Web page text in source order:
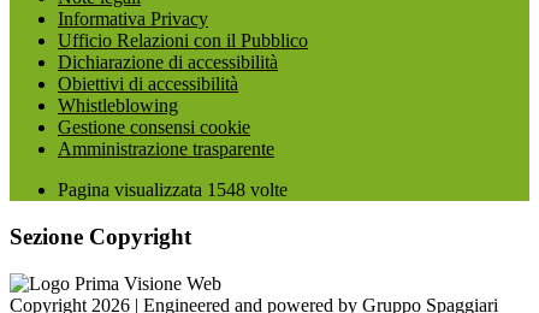
Informativa Privacy
Ufficio Relazioni con il Pubblico
Dichiarazione di accessibilità
Obiettivi di accessibilità
Whistleblowing
Gestione consensi cookie
Amministrazione trasparente
Pagina visualizzata 1548 volte
Sezione Copyright
Copyright 2026 | Engineered and powered by Gruppo Spaggiari